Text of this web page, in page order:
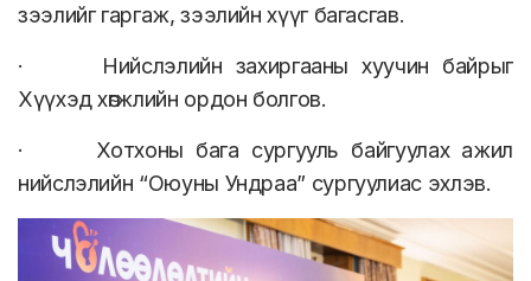
зээлийг гаргаж, зээлийн хүүг багасгав.
· Нийслэлийн захиргааны хуучин байрыг
Хүүхэд хөгжлийн ордон болгов.
· Хотхоны бага сургууль байгуулах ажил
нийслэлийн “Оюуны Ундраа” сургуулиас эхлэв.